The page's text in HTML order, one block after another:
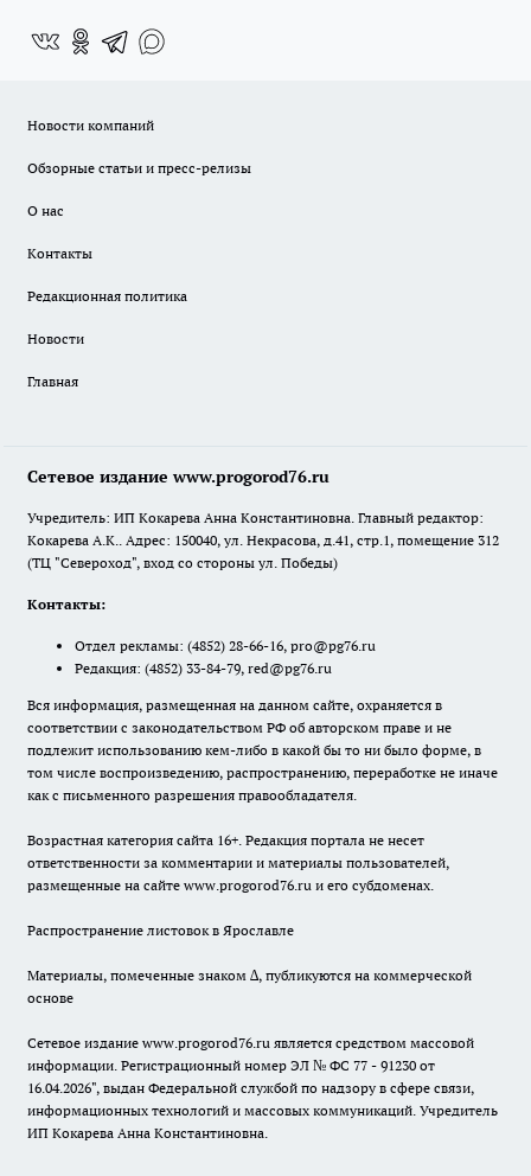
Новости компаний
Обзорные статьи и пресс-релизы
О нас
Контакты
Редакционная политика
Новости
Главная
Сетевое издание www.progorod76.ru
Учредитель: ИП Кокарева Анна Константиновна. Главный редактор:
Кокарева А.К.. Адрес: 150040, ул. Некрасова, д.41, стр.1, помещение 312
(ТЦ "Североход", вход со стороны ул. Победы)
Контакты:
Отдел рекламы: (4852) 28-66-16, pro@pg76.ru
Редакция: (4852) 33-84-79, red@pg76.ru
Вся информация, размещенная на данном сайте, охраняется в
соответствии с законодательством РФ об авторском праве и не
подлежит использованию кем-либо в какой бы то ни было форме, в
том числе воспроизведению, распространению, переработке не иначе
как с письменного разрешения правообладателя.
Возрастная категория сайта 16+. Редакция портала не несет
ответственности за комментарии и материалы пользователей,
размещенные на сайте www.progorod76.ru и его субдоменах.
Распространение листовок в Ярославле
Материалы, помеченные знаком ∆, публикуются на коммерческой
основе
Сетевое издание www.progorod76.ru является средством массовой
информации. Регистрационный номер ЭЛ № ФС 77 - 91230 от
16.04.2026", выдан Федеральной службой по надзору в сфере связи,
информационных технологий и массовых коммуникаций. Учредитель
ИП Кокарева Анна Константиновна.